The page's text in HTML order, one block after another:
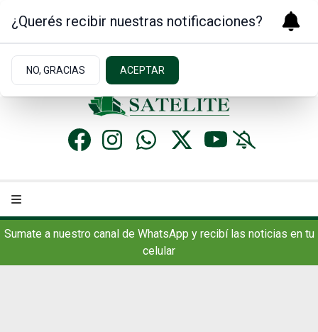
8.2ºc | Concordia, AR
Sumate a nuestro canal de WhatsApp y recibí las noticias en tu
celular
¿Querés recibir nuestras notificaciones?
NO, GRACIAS ACEPTAR